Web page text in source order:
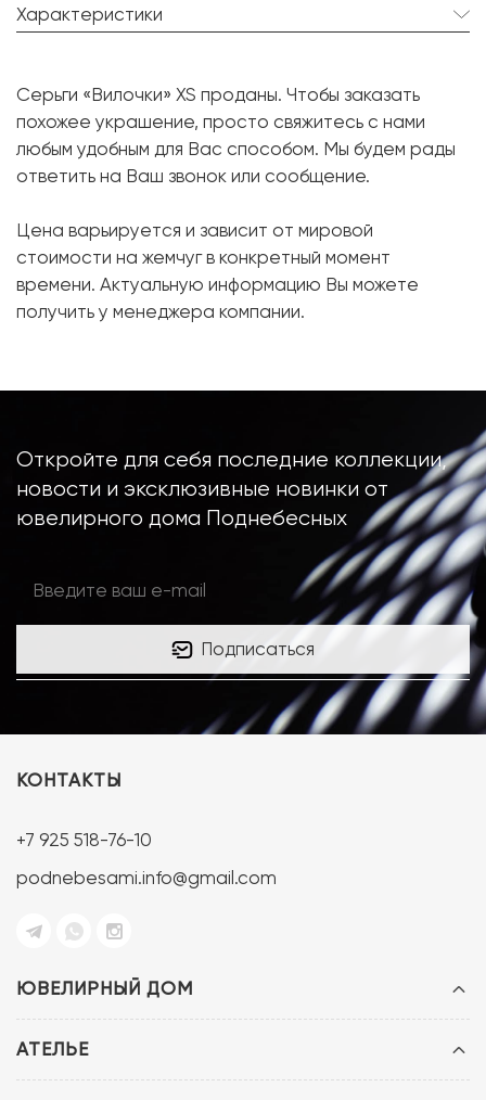
Характеристики
Форма:
Круглая
Бриллиант:
18 шт. 0.28 карат.
Форма огранки:
Металл:
Белое золото, 750 проба
Вес грамм:
Серьги «Вилочки» XS проданы. Чтобы заказать
похожее украшение, просто свяжитесь с нами
любым удобным для Вас способом. Мы будем рады
ответить на Ваш звонок или сообщение.
Цена варьируется и зависит от мировой
стоимости на жемчуг в конкретный момент
времени. Актуальную информацию Вы можете
получить у менеджера компании.
Откройте для себя последние коллекции,
новости и эксклюзивные новинки от
ювелирного дома Поднебесных
Подписаться
ЮВЕЛИРНЫЙ ДОМ
АТЕЛЬЕ
КОНТАКТЫ
+7 925 518-76-10
podnebesami.info@gmail.com